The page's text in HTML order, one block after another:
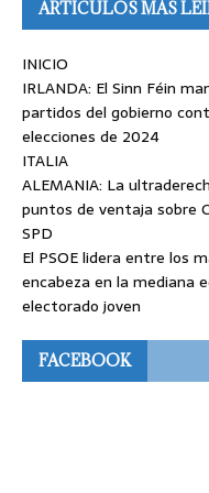
ARTÍCULOS MÁS
INICIO
IRLANDA: El Sinn Féin
partidos del gobierno
elecciones de 2024
ITALIA
ALEMANIA: La
puntos de ventaja sobre
SPD
El PSOE lidera entre los
encabeza en la mediana
electorado joven
FACEBOOK